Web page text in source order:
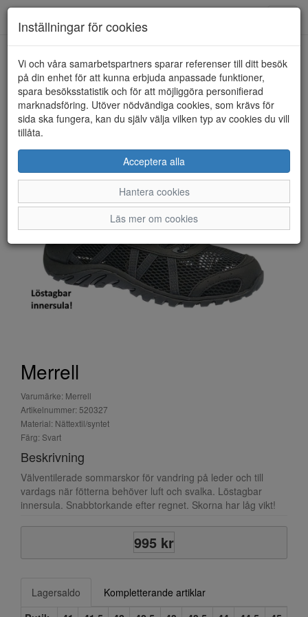
HEM MERRELL
Merrell
Varumärke: Merrell
Artikelnummer: 520327
Material: Nättextil/syntet
Färg: Svart
Beskrivning
Välventilerade sommarskor för vandring på leder och till
vardags när fötterna behöver luft och svalka. Löstagbar
innersula. Snabbtorkande efter regnet. Skorna har låg vikt!
995 kr
Lagersaldo
Kompletterande artiklar
Inställningar för cookies
Vi och våra samarbetspartners sparar referenser till ditt besök
på din enhet för att kunna erbjuda anpassade funktioner,
spara besöksstatistik och för att möjliggöra personifierad
marknadsföring. Utöver nödvändiga cookies, som krävs för
sida ska fungera, kan du själv välja vilken typ av cookies du vill
tillåta.
Acceptera alla
Hantera cookies
Läs mer om cookies